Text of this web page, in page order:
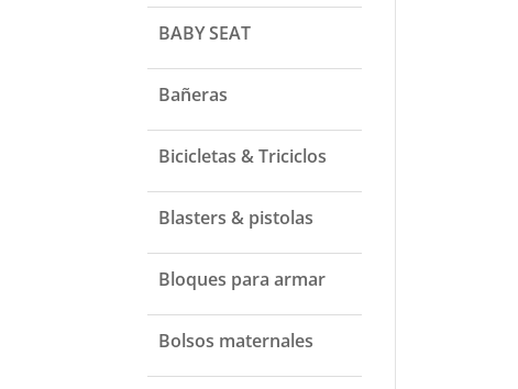
BABY SEAT
Bañeras
Bicicletas & Triciclos
Blasters & pistolas
Bloques para armar
Bolsos maternales